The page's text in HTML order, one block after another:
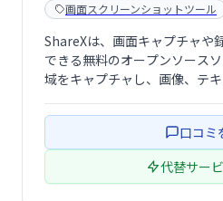
画面スクリーンショットツール
ShareXは、画面キャプチャや
できる無料のオープンソース
域をキャプチャし、画像、テ
能な画面共有ツールとして、
口コミ
代替サー